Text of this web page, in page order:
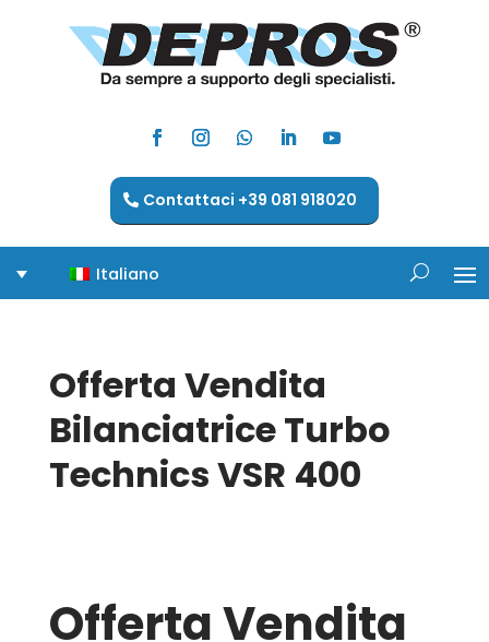
Contattaci +39 081 918020
Italiano
Offerta Vendita
Bilanciatrice Turbo
Technics VSR 400
Offerta Vendita